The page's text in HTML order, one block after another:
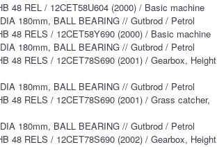
48 REL / 12CET58U604 (2000) / Basic machine
180mm, BALL BEARING // Gutbrod / Petrol
48 RELS / 12CET58Y690 (2000) / Basic machine
180mm, BALL BEARING // Gutbrod / Petrol
48 RELS / 12CET78S690 (2001) / Gearbox, Height
180mm, BALL BEARING // Gutbrod / Petrol
48 RELS / 12CET78S690 (2001) / Grass catcher,
180mm, BALL BEARING // Gutbrod / Petrol
48 RELS / 12CET78S690 (2002) / Gearbox, Height